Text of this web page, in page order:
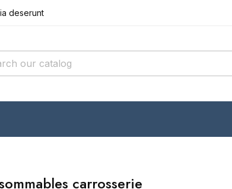
deserunt
deserunt
incididunt
carrosserie